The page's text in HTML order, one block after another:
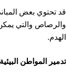
قد تحتوي بعض
والرصاص والتي يمكن
الهدم.
تدمير المواطن